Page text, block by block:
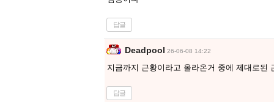
답글
Deadpool 26-06-08 14:22
지금까지 근황이라고 올라온거 중에 제대로된
답글